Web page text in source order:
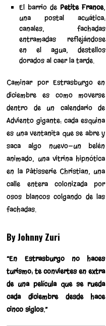
El barrio de Petite France,
una postal acuática:
canales, fachadas
entramadas reflejándose
en el agua, destellos
dorados al caer la tarde.
Caminar por Estrasburgo en
diciembre es como moverse
dentro de un calendario de
Adviento gigante: cada esquina
es una ventanita que se abre y
saca algo nuevo—un belén
animado, una vitrina hipnótica
en la Pâtisserie Christian, una
calle entera colonizada por
osos blancos colgando de las
fachadas.
By Johnny Zuri
“En Estrasburgo no haces
turismo: te conviertes en extra
de una película que se rueda
cada diciembre desde hace
cinco siglos.”